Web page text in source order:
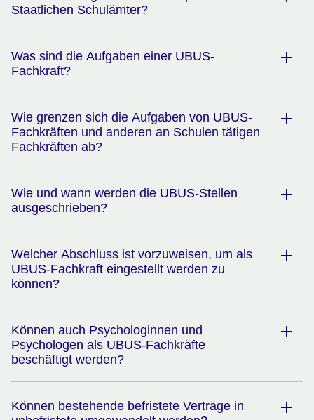
Staatlichen Schulämter?
Was sind die Aufgaben einer UBUS-
Fachkraft?
Wie grenzen sich die Aufgaben von UBUS-
Fachkräften und anderen an Schulen tätigen
Fachkräften ab?
Wie und wann werden die UBUS-Stellen
ausgeschrieben?
Welcher Abschluss ist vorzuweisen, um als
UBUS-Fachkraft eingestellt werden zu
können?
Können auch Psychologinnen und
Psychologen als UBUS-Fachkräfte
beschäftigt werden?
Können bestehende befristete Verträge in